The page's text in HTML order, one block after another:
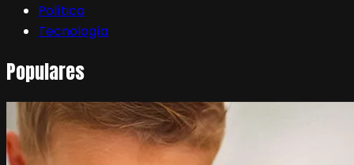
Política
Tecnología
Populares